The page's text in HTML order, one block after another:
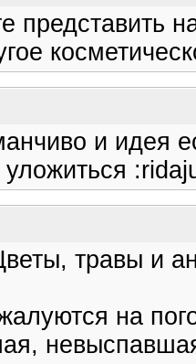
представить
и идея
травы и
на